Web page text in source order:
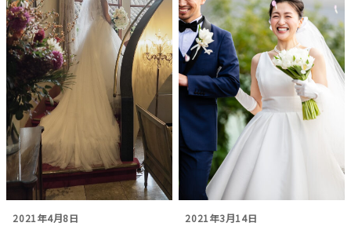
2021年4月8日
2021年3月14日